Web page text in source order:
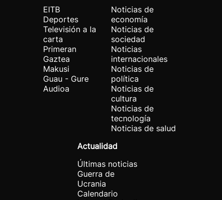
EITB
Deportes
Televisión a la
carta
Primeran
Gaztea
Makusi
Guau - Gure
Audioa
Noticias de
economía
Noticias de
sociedad
Noticias
internacionales
Noticias de
política
Noticias de
cultura
Noticias de
tecnología
Noticias de salud
Actualidad
Últimas noticias
Guerra de
Ucrania
Calendario